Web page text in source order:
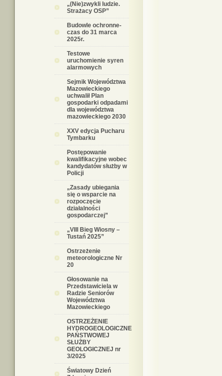
„(Nie)zwykli ludzie.
Strażacy OSP”
Budowle ochronne-
czas do 31 marca
2025r.
Testowe
uruchomienie syren
alarmowych
Sejmik Województwa
Mazowieckiego
uchwalił Plan
gospodarki odpadami
dla województwa
mazowieckiego 2030
XXV edycja Pucharu
Tymbarku
Postępowanie
kwalifikacyjne wobec
kandydatów służby w
Policji
„Zasady ubiegania
się o wsparcie na
rozpoczęcie
działalności
gospodarczej”
„VIII Bieg Wiosny –
Tustań 2025”
Ostrzeżenie
meteorologiczne Nr
20
Głosowanie na
Przedstawiciela w
Radzie Seniorów
Województwa
Mazowieckiego
OSTRZEŻENIE
HYDROGEOLOGICZNE
PAŃSTWOWEJ
SŁUŻBY
GEOLOGICZNEJ nr
3/2025
Światowy Dzień